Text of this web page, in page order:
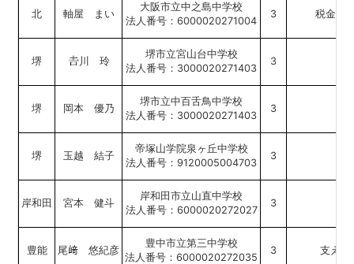
北 軸屋 まい
大阪市立中之島中学校
法人番号：6000020271004
3 税金が
堺 川 玲
堺市立宮山台中学校
法人番号：3000020271403
3
堺 岡本 優乃
堺市立中百舌鳥中学校
法人番号：3000020271403
3
堺 玉越 結子
帝塚山学院泉ヶ丘中学校
法人番号：9120005004703
3
岸和田 宮本 健斗
岸和田市立山直中学校
法人番号：6000020272027
3
豊能 尾﨑 悠紀彦
豊中市立第三中学校
法人番号：6000020272035
3 支えら